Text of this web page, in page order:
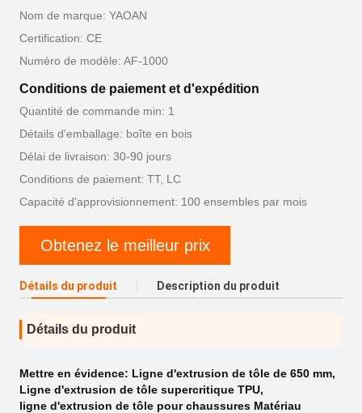
Nom de marque: YAOAN
Certification: CE
Numéro de modèle: AF-1000
Conditions de paiement et d'expédition
Quantité de commande min: 1
Détails d'emballage: boîte en bois
Délai de livraison: 30-90 jours
Conditions de paiement: TT, LC
Capacité d'approvisionnement: 100 ensembles par mois
Obtenez le meilleur prix
Détails du produit Description du produit
Détails du produit
Mettre en évidence: Ligne d'extrusion de tôle de 650 mm,
Ligne d'extrusion de tôle supercritique TPU,
ligne d'extrusion de tôle pour chaussures Matériau